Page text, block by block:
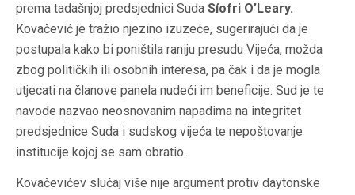
prema tadašnjoj predsjednici Suda Síofri O’Leary.
Kovačević je tražio njezino izuzeće, sugerirajući da je
postupala kako bi poništila raniju presudu Vijeća, možda
zbog političkih ili osobnih interesa, pa čak i da je mogla
utjecati na članove panela nudeći im beneficije. Sud je te
navode nazvao neosnovanim napadima na integritet
predsjednice Suda i sudskog vijeća te nepoštovanje
institucije kojoj se sam obratio.
Kovačevićev slučaj više nije argument protiv daytonske